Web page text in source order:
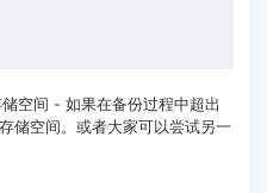
空间 - 如果在备份过程中超出
储空间。或者大家可以尝试另一